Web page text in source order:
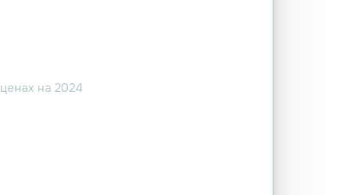
на 2024